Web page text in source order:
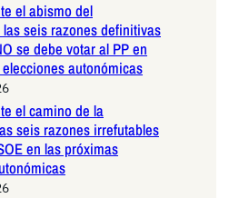
el abismo del
seis razones definitivas
se debe votar al PP en
autonómicas
el camino de la
seis razones irrefutables
en las próximas